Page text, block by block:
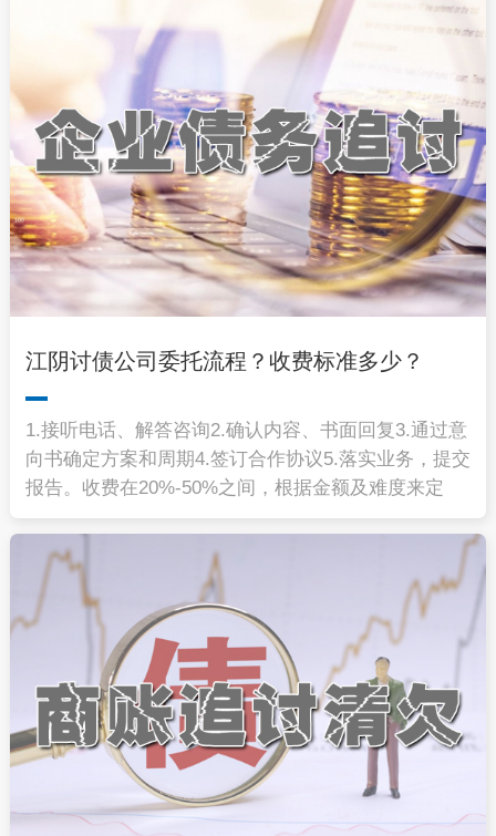
江阴讨债公司委托流程？收费标准多少？
1.接听电话、解答咨询2.确认内容、书面回复3.通过意
向书确定方案和周期4.签订合作协议5.落实业务，提交
报告。收费在20%-50%之间，根据金额及难度来定